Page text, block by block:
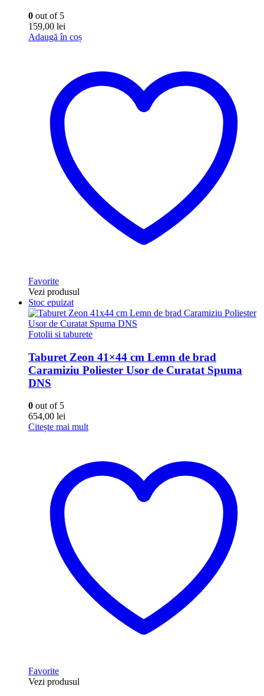
0 out of 5
159,00 lei
Adaugă în coș
Favorite
Vezi produsul
Stoc epuizat
Fotolii si taburete
Taburet Zeon 41×44 cm Lemn de brad
Caramiziu Poliester Usor de Curatat Spuma
DNS
0 out of 5
654,00 lei
Citește mai mult
Favorite
Vezi produsul